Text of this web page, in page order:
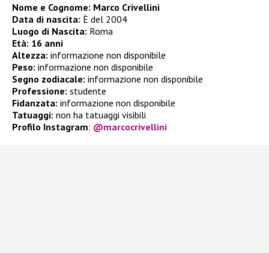
Nome e Cognome: Marco Crivellini
Data di nascita: È del 2004
Luogo di Nascita: Roma
Età: 16 anni
Altezza: informazione non disponibile
Peso: informazione non disponibile
Segno zodiacale: informazione non disponibile
Professione: studente
Fidanzata: informazione non disponibile
Tatuaggi: non ha tatuaggi visibili
Profilo Instagram: @marcocrivellini